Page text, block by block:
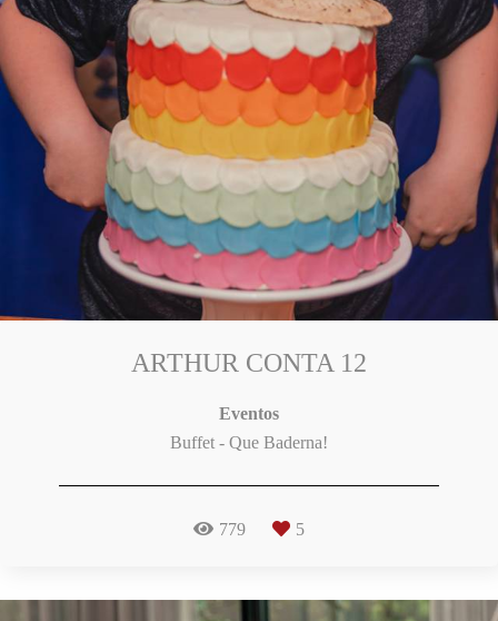
ARTHUR CONTA 12
Eventos
Buffet - Que Baderna!
779 5